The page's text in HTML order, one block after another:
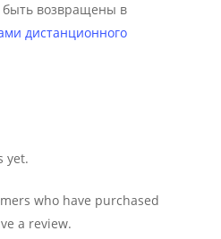
быть возвращены в
дистанционного
yet.
who have purchased
a review.